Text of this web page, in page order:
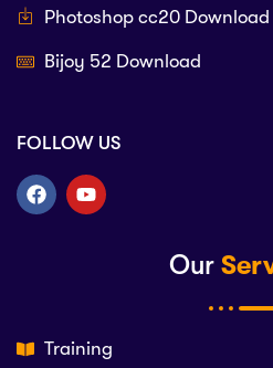
Our
Training
Photoshop cc20 Download
Bijoy 52 Download
FOLLOW US